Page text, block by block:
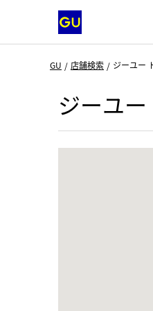
GU 店舗検索 ジーユー
ジーユ